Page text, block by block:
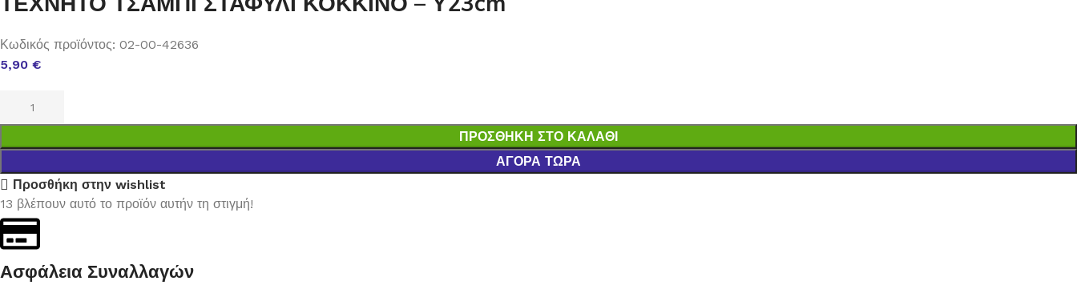
Κωδικός προϊόντος: 02-00-42636
5,90 €
ΠΡΟΣΘΉΚΗ ΣΤΟ ΚΑΛΆΘΙ
ΑΓΟΡΆ ΤΏΡΑ
Προσθήκη στην wishlist
13 βλέπουν αυτό το προϊόν αυτήν τη στιγμή!
Ασφάλεια Συναλλαγών